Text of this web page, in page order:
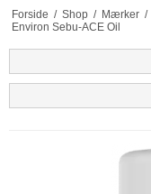
Forside / Shop / Mærker /
Environ Sebu-ACE Oil